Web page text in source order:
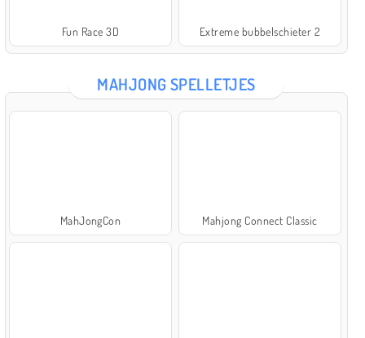
Fun Race 3D Extreme bubbelschieter 2
MAHJONG SPELLETJES
MahJongCon Mahjong Connect Classic